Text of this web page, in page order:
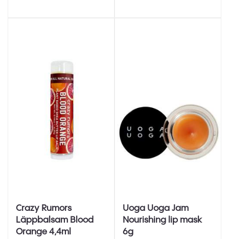
Crazy Rumors
Läppbalsam Blood
Orange 4,4ml
Uoga Uoga Jam
Nourishing lip mask
6g